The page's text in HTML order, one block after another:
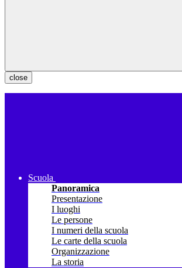
close
Scuola
Panoramica
Presentazione
I luoghi
Le persone
I numeri della scuola
Le carte della scuola
Organizzazione
La storia